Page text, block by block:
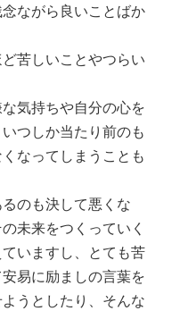
ながら良いことばか
苦しいことやつらい
気持ちや自分の心を
つしか当たり前のも
なってしまうことも
のも決して悪くな
未来をつくっていく
いますし、とても苦
易に励ましの言葉を
うとしたり、そんな